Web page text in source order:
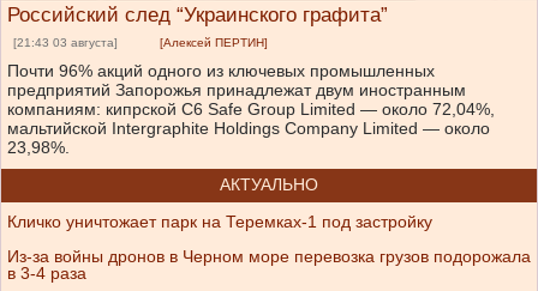
Российский след “Украинского графита”
[21:43 03 августа] [Алексей ПЕРТИН]
Почти 96% акций одного из ключевых промышленных
предприятий Запорожья принадлежат двум иностранным
компаниям: кипрской C6 Safe Group Limited — около 72,04%,
мальтийской Intergraphite Holdings Company Limited — около
23,98%.
АКТУАЛЬНО
Кличко уничтожает парк на Теремках-1 под застройку
Из-за войны дронов в Черном море перевозка грузов подорожала
в 3-4 раза